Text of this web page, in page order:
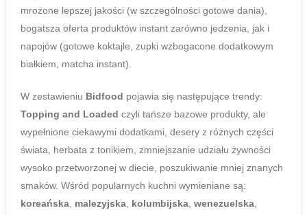
mrożone lepszej jakości (w szczególności gotowe dania),
bogatsza oferta produktów instant zarówno jedzenia, jak i
napojów (gotowe koktajle, zupki wzbogacone dodatkowym
białkiem, matcha instant).
W zestawieniu Bidfood pojawia się następujące trendy:
Topping and Loaded czyli tańsze bazowe produkty, ale
wypełnione ciekawymi dodatkami, desery z różnych części
świata, herbata z tonikiem, zmniejszanie udziału żywności
wysoko przetworzonej w diecie, poszukiwanie mniej znanych
smaków. Wśród popularnych kuchni wymieniane są:
koreańska, malezyjska, kolumbijska, wenezuelska,